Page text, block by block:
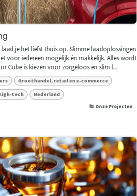
je het liefst thuis op. Slimme laadoplossingen
voor iedereen mogelijk én makkelijk. Alles wordt
Cube is kiezen voor zorgeloos en slim l...
Groothandel, retail en e-commerce
tech Nederland
Onze Projecten